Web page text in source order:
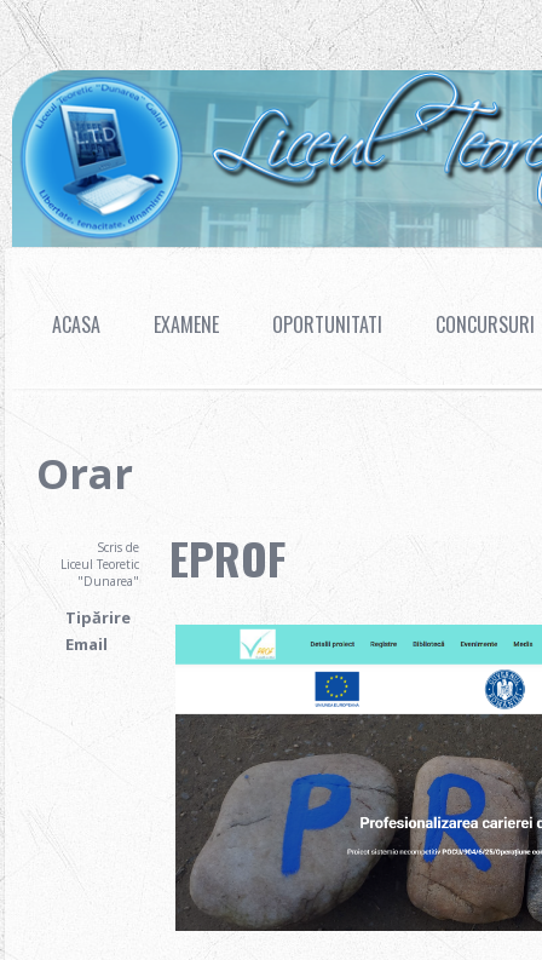
ACASA EXAMENE OPORTUNITATI CONCURSURI
Orar
Scris de
Liceul Teoretic
"Dunarea"
Tipărire
Email
EPROF